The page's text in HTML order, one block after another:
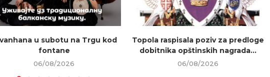
u subotu na Trgu kod
fontane
06/08/2026
Topola raspisala poziv za predloge
dobitnika opštinskih nagrada...
06/08/2026